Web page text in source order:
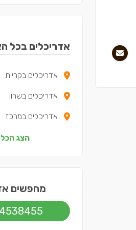
אדריכלים בכל
אדריכלים בקריות
אדריכלים בשרון
אדריכלים במרכז
אדריכלים בצפון
אדריכלים בדרום
אדריכלים בתל
הצג הכל
מחפשים